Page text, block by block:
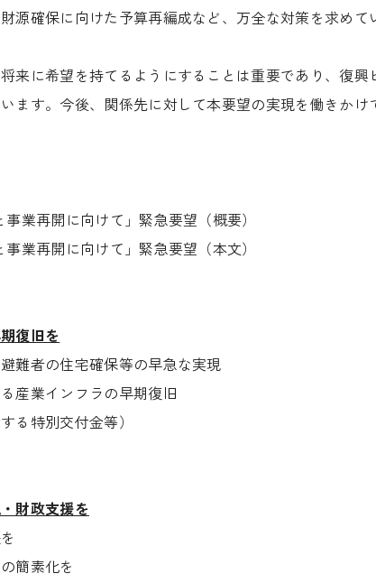
源確保に向けた予算再編成など、万全な対策を求めて
来に希望を持てるようにすることは重要であり、復興
ます。今後、関係先に対して本要望の実現を働きかけ
業再開に向けて」緊急要望（概要）
業再開に向けて」緊急要望（本文）
復旧を
難者の住宅確保等の早急な実現
産業インフラの早期復旧
る特別交付金等）
財政支援を
簡素化を